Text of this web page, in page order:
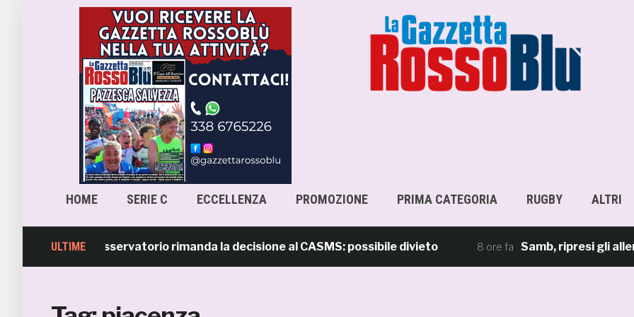
HOME SERIE C ECCELLENZA PROMOZIONE PRIMA CATEGORIA RUGBY ALTRI
ULTIME
Samb, l’Osservatorio rimanda la decisione al CASMS: possibile divieto 8 ore fa Samb, ripresi gli